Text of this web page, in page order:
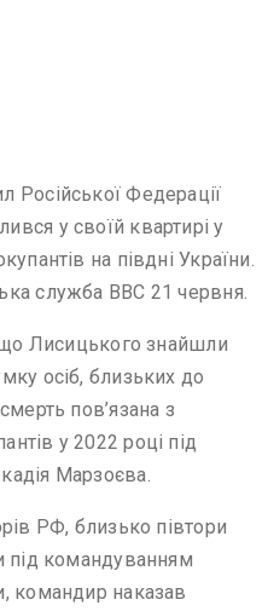
Російської Федерації
у своїй квартирі у
на півдні України.
служба ВВС 21 червня.
що Лисицького знайшли
осіб, близьких до
пов’язана з
у 2022 році під
Марзоєва.
РФ, близько півтори
під командуванням
командир наказав